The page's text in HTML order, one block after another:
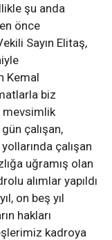
şu anda
önce
Sayın Elitaş,
Kemal
biz
mevsimlik
çalışan,
çalışan
uğramış olan
alımlar yapıldı
on beş yıl
hakları
kadroya